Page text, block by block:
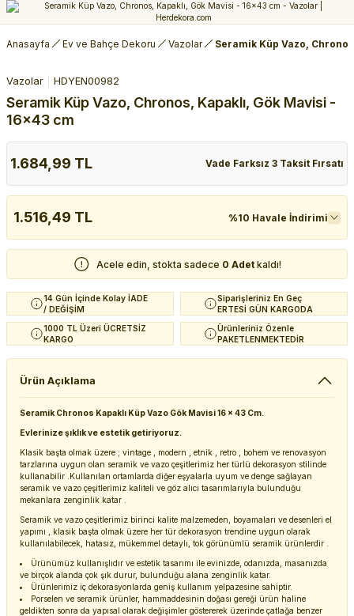
Anasayfa Ev ve Bahçe Dekoru Vazolar Seramik Küp Vazo,
Vazolar HDYEN00982
Seramik Küp Vazo, Chronos, Kapaklı, Gök Mavisi -
16x43 cm
1.684,99 TL Vade Farksız 3 Taksit Fırsatı
1.516,49 TL %10 Havale İndirimi
Acele edin, stokta sadece 0 Adet kaldı!
14 Gün İçinde Kolay İADE
/ DEĞİŞİM
Siparişleriniz En Geç
ERTESİ GÜN KARGODA
1000 TL Üzeri ÜCRETSİZ
KARGO
Ürünleriniz Özenle
PAKETLENMEKTEDİR
Ürün Açıklama
Seramik Chronos Kapaklı Küp Vazo Gök Mavisi 16 x 43 Cm.
Evlerinize şıklık ve estetik getiriyoruz.
Klasik başta olmak üzere ; vintage , modern , etnik , retro , bohem ve renovasyon
tarzlarına uygun olan seramik ve vazo çeşitlerimiz her türlü dekorasyon stilinde
kullanabilir .Kullanılan ortamlarda diğer eşyalarla uyum ve denge sağlayan
seramik ve vazo çeşitlerimiz kaliteli ve göz alıcı tasarımlarıyla bulunduğu
mekanlara zenginlik katar .
Seramik ve vazo çeşitlerimiz birinci kalite malzemeden, boyamaları ve desenleri el
yapımı , klasik başta olmak üzere her tür dekorasyon trendine uygun olarak
kullanılabilecek, hatasız, mükemmel detaylı, tok görünümlü seramik ürünlerdir .
Ürünümüz kullanışlıdır ve estetik tasarımı ile evinizde, odanızda, masanızda
ve birçok alanda çok şık durur, bulunduğu alana zenginlik katar.
Ürünlerimiz iç dekorasyonlarda geniş kullanım yelpazesine sahiptir.
Porselen ve seramik ürünler, hammaddesinin doğası gereği ürün haline
geldikten sonra da yapısal olarak değişimler göstererek üzerinde çatlağa benzer